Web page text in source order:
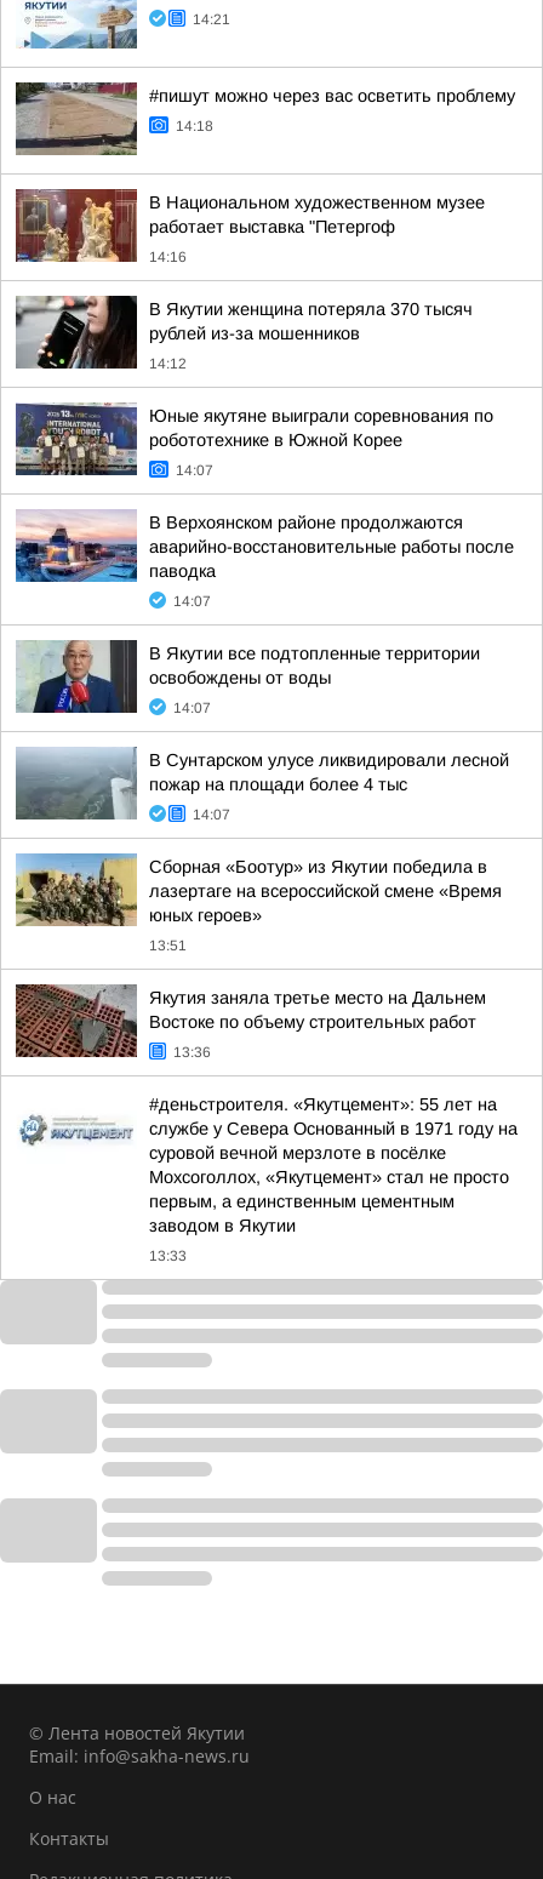
14:21
#пишут можно через вас осветить проблему
14:18
В Национальном художественном музее
работает выставка "Петергоф
14:16
В Якутии женщина потеряла 370 тысяч
рублей из-за мошенников
14:12
Юные якутяне выиграли соревнования по
робототехнике в Южной Корее
14:07
В Верхоянском районе продолжаются
аварийно-восстановительные работы после
паводка
14:07
В Якутии все подтопленные территории
освобождены от воды
14:07
В Сунтарском улусе ликвидировали лесной
пожар на площади более 4 тыс
14:07
Сборная «Боотур» из Якутии победила в
лазертаге на всероссийской смене «Время
юных героев»
13:51
Якутия заняла третье место на Дальнем
Востоке по объему строительных работ
13:36
#деньстроителя. «Якутцемент»: 55 лет на
службе у Севера Основанный в 1971 году на
суровой вечной мерзлоте в посёлке
Мохсоголлох, «Якутцемент» стал не просто
первым, а единственным цементным
заводом в Якутии
13:33
© Лента новостей Якутии
Email: info@sakha-news.ru
О нас
Контакты